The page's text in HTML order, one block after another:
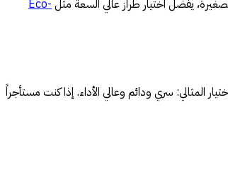
Eco-
سري ودائم وعالي الأداء. إذا كنت مستأجراً